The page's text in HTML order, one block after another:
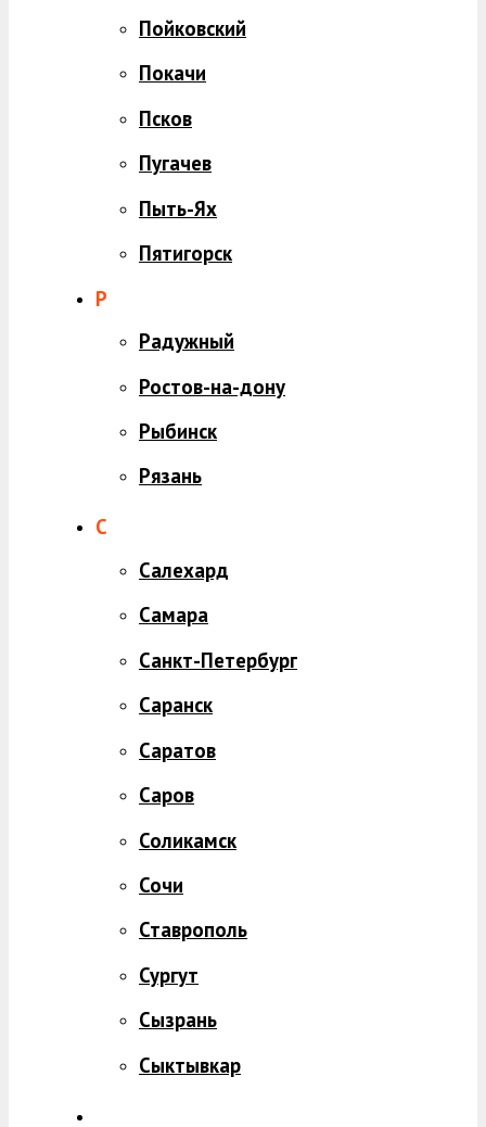
Пойковский
Покачи
Псков
Пугачев
Пыть-Ях
Пятигорск
Р
Радужный
Ростов-на-дону
Рыбинск
Рязань
С
Салехард
Самара
Санкт-Петербург
Саранск
Саратов
Саров
Соликамск
Сочи
Ставрополь
Сургут
Сызрань
Сыктывкар